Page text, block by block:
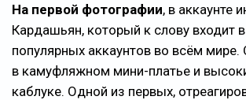
На первой фотографии, в аккаунте
Кардашьян, который к слову входит
популярных аккаунтов во всём мире.
в камуфляжном мини-платье и
каблуке. Одной из первых,